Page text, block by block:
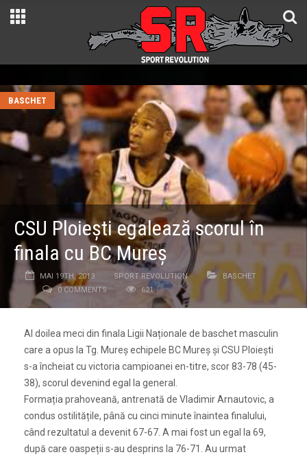
BASCHET
CSU Ploiești egalează scorul în
finala cu BC Mureș
MAI 19TH, 2013 SPORT REVOLUTION
BASCHET
0 COMMENTS
621
Al doilea meci din finala Ligii Naționale de baschet masculin
care a opus la Tg. Mureș echipele BC Mureș și CSU Ploiești
s-a încheiat cu victoria campioanei en-titre, scor 83-78 (45-
38), scorul devenind egal la general.
Formația prahoveană, antrenată de Vladimir Arnautovic, a
condus ostilitățile, până cu cinci minute înaintea finalului,
când rezultatul a devenit 67-67. A mai fost un egal la 69,
după care oaspeții s-au desprins la 76-71. Au urmat